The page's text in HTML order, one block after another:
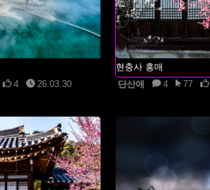
4 26.03.30
현충사 홍매
단산애
4 77